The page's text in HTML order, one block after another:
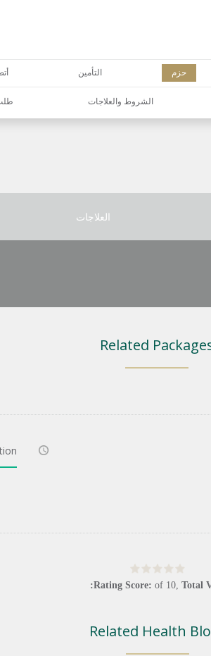
حزم التأمين
الشروط والعلاجات
العلاجات
Related
Rating Score: of 10 Total
Related Health